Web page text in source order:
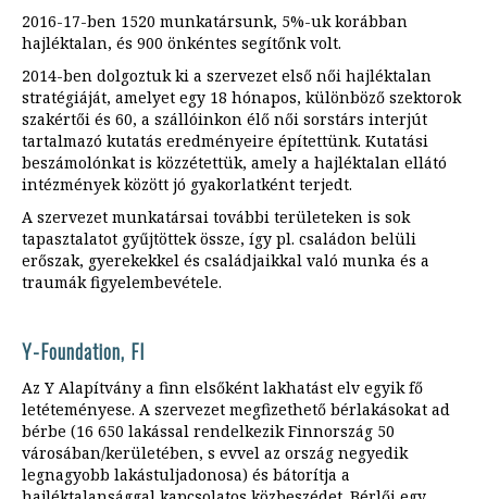
2016-17-ben 1520 munkatársunk, 5%-uk korábban
hajléktalan, és 900 önkéntes segítőnk volt.
2014-ben dolgoztuk ki a szervezet első női hajléktalan
stratégiáját, amelyet egy 18 hónapos, különböző szektorok
szakértői és 60, a szállóinkon élő női sorstárs interjút
tartalmazó kutatás eredményeire építettünk. Kutatási
beszámolónkat is közzétettük, amely a hajléktalan ellátó
intézmények között jó gyakorlatként terjedt.
A szervezet munkatársai további területeken is sok
tapasztalatot gyűjtöttek össze, így pl. családon belüli
erőszak, gyerekekkel és családjaikkal való munka és a
traumák figyelembevétele.
Y-Foundation, FI
Az Y Alapítvány a finn elsőként lakhatást elv egyik fő
letéteményese. A szervezet megfizethető bérlakásokat ad
bérbe (16 650 lakással rendelkezik Finnország 50
városában/kerületében, s evvel az ország negyedik
legnagyobb lakástuljadonosa) és bátorítja a